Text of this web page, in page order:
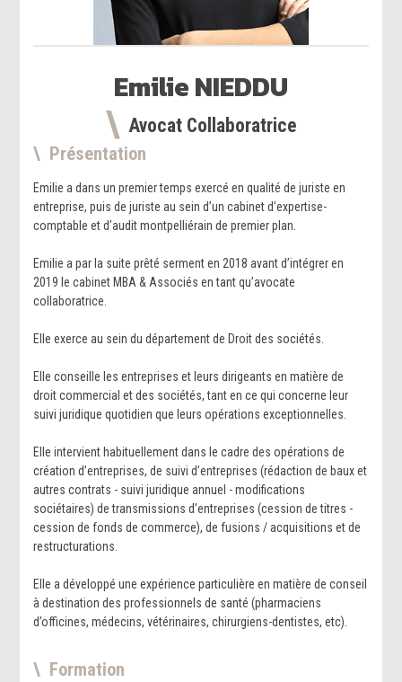
EmilieNIEDDU
Avocat Collaboratrice
Présentation
Emilie a dans un premier temps exercé en qualité de juriste en
entreprise, puis de juriste au sein d’un cabinet d’expertise-
comptable et d’audit montpelliérain de premier plan.
Emilie a par la suite prêté serment en 2018 avant d’intégrer en
2019 le cabinet MBA & Associés en tant qu’avocate
collaboratrice.
Elle exerce au sein du département de Droit des sociétés.
Elle conseille les entreprises et leurs dirigeants en matière de
droit commercial et des sociétés, tant en ce qui concerne leur
suivi juridique quotidien que leurs opérations exceptionnelles.
Elle intervient habituellement dans le cadre des opérations de
création d’entreprises, de suivi d’entreprises (rédaction de baux et
autres contrats - suivi juridique annuel - modifications
sociétaires) de transmissions d’entreprises (cession de titres -
cession de fonds de commerce), de fusions / acquisitions et de
restructurations.
Elle a développé une expérience particulière en matière de conseil
à destination des professionnels de santé (pharmaciens
d’officines, médecins, vétérinaires, chirurgiens-dentistes, etc).
Formation